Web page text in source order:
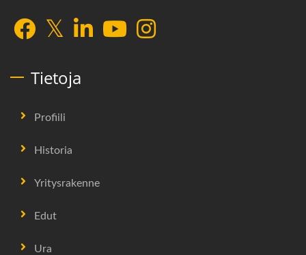
Tietoja
Profiili
Historia
Yritysrakenne
Edut
Ura